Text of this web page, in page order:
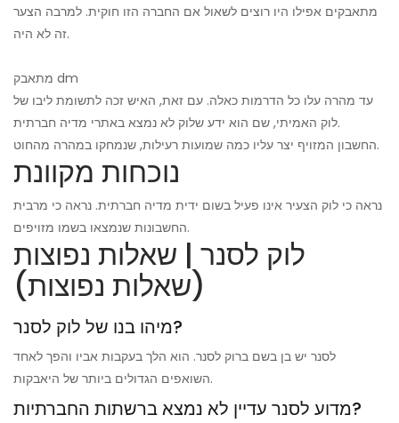
מתאבקים אפילו היו רוצים לשאול אם החברה הזו חוקית. למרבה הצער
זה לא היה.
מתאבק dm
עד מהרה עלו כל הדרמות כאלה. עם זאת, האיש זכה לתשומת ליבו של
לוק האמיתי, שם הוא ידע שלוק לא נמצא באתרי מדיה חברתית.
החשבון המזויף יצר עליו כמה שמועות רעילות, שנמחקו במהרה מהחוט.
נוכחות מקוונת
נראה כי לוק הצעיר אינו פעיל בשום ידית מדיה חברתית. נראה כי מרבית
החשבונות שנמצאו בשמו מזויפים.
לוק לסנר | שאלות נפוצות
(שאלות נפוצות)
מיהו בנו של לוק לסנר?
לסנר יש בן בשם ברוק לסנר. הוא הלך בעקבות אביו והפך לאחד
השואפים הגדולים ביותר של היאבקות.
מדוע לסנר עדיין לא נמצא ברשתות החברתיות?